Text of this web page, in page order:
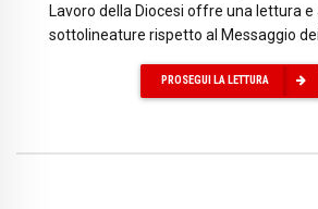
Lavoro della Diocesi offre una lettura e
sottolineature rispetto al Messaggio
PROSEGUI LA LETTURA